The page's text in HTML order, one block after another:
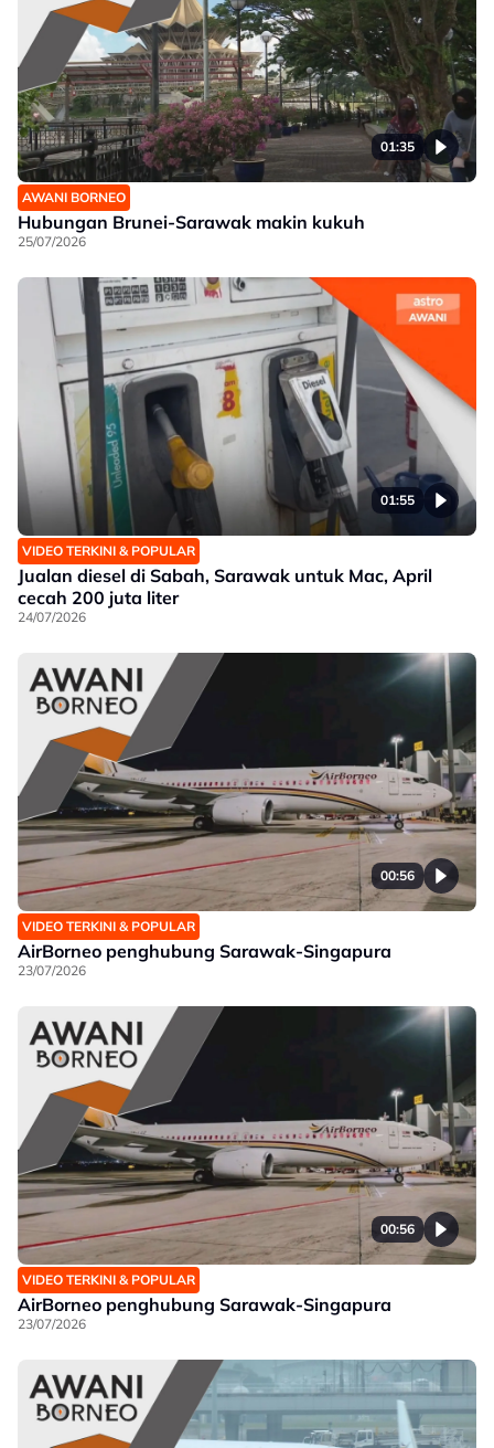
01:35
AWANI BORNEO
Hubungan Brunei-Sarawak makin kukuh
25/07/2026
01:55
VIDEO TERKINI & POPULAR
Jualan diesel di Sabah, Sarawak untuk Mac, April
cecah 200 juta liter
24/07/2026
00:56
VIDEO TERKINI & POPULAR
AirBorneo penghubung Sarawak-Singapura
23/07/2026
00:56
VIDEO TERKINI & POPULAR
AirBorneo penghubung Sarawak-Singapura
23/07/2026